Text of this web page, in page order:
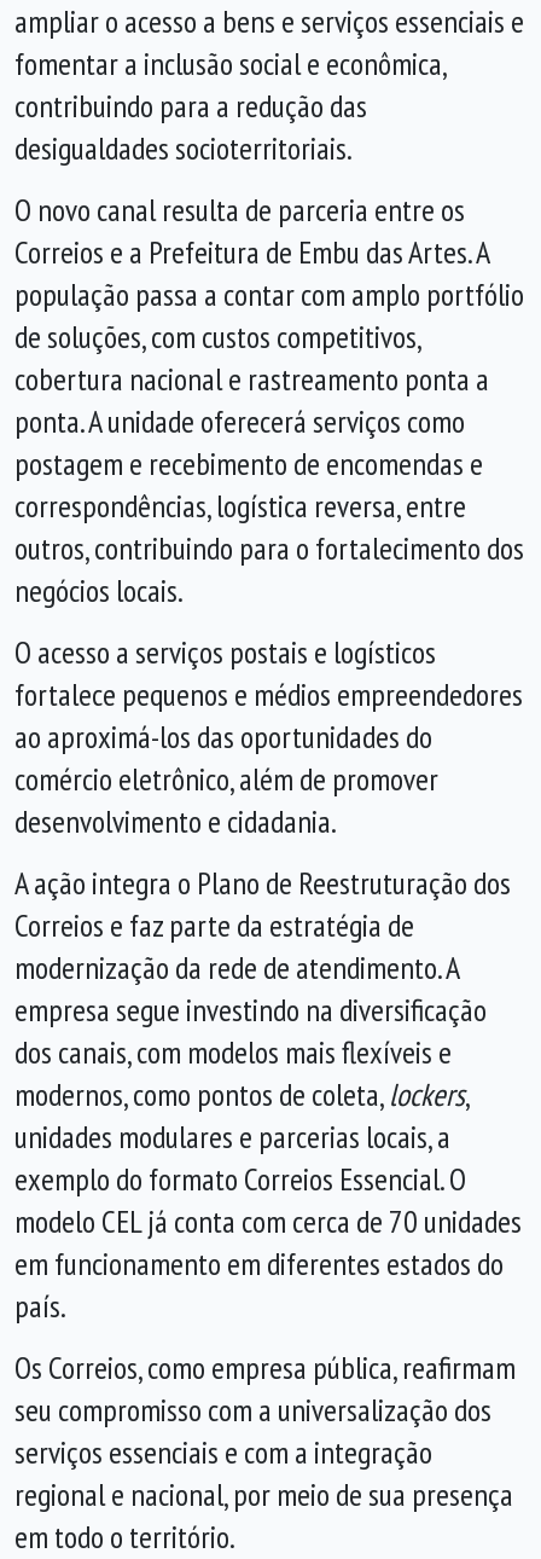
ampliar o acesso a bens e serviços essenciais e
fomentar a inclusão social e econômica,
contribuindo para a redução das
desigualdades socioterritoriais.
O novo canal resulta de parceria entre os
Correios e a Prefeitura de Embu das Artes. A
população passa a contar com amplo portfólio
de soluções, com custos competitivos,
cobertura nacional e rastreamento ponta a
ponta. A unidade oferecerá serviços como
postagem e recebimento de encomendas e
correspondências, logística reversa, entre
outros, contribuindo para o fortalecimento dos
negócios locais.
O acesso a serviços postais e logísticos
fortalece pequenos e médios empreendedores
ao aproximá-los das oportunidades do
comércio eletrônico, além de promover
desenvolvimento e cidadania.
A ação integra o Plano de Reestruturação dos
Correios e faz parte da estratégia de
modernização da rede de atendimento. A
empresa segue investindo na diversificação
dos canais, com modelos mais flexíveis e
modernos, como pontos de coleta,lockers,
unidades modulares e parcerias locais, a
exemplo do formato Correios Essencial. O
modelo CEL já conta com cerca de 70 unidades
em funcionamento em diferentes estados do
país.
Os Correios, como empresa pública, reafirmam
seu compromisso com a universalização dos
serviços essenciais e com a integração
regional e nacional, por meio de sua presença
em todo o território.